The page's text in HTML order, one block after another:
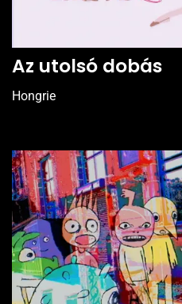
Az utolsó dobás
Hongrie